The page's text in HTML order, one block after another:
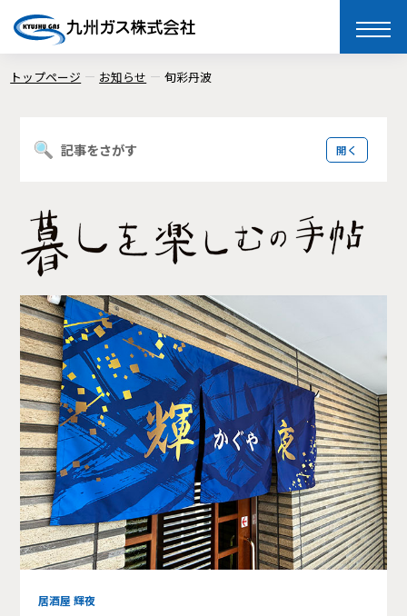
toggle
トップページ お知らせ 旬彩丹波
居酒屋 輝夜
記事をさがす